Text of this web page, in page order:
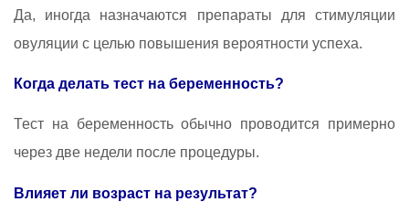
Да, иногда назначаются препараты для стимуляции
овуляции с целью повышения вероятности успеха.
Когда делать тест на беременность?
Тест на беременность обычно проводится примерно
через две недели после процедуры.
Влияет ли возраст на результат?